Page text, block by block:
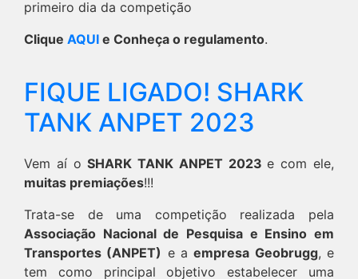
primeiro dia da competição
Clique AQUI e Conheça o regulamento.
FIQUE LIGADO! SHARK
TANK ANPET 2023
Vem aí oSHARK TANK ANPET 2023e com ele,
muitas premiações!!!
Trata-se de uma competição realizada pela
Associação Nacional de Pesquisa e Ensino em
Transportes (ANPET) e aempresa Geobrugg, e
tem como principal objetivo estabelecer uma